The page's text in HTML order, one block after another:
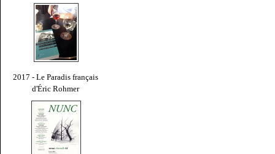
2017 - Le Paradis français
d'Éric Rohmer